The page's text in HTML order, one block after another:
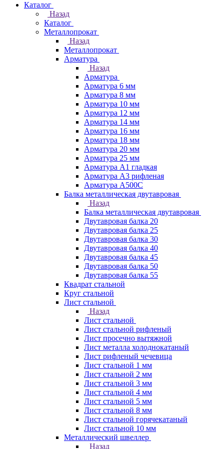
Каталог
Назад
Каталог
Металлопрокат
Назад
Металлопрокат
Арматура
Назад
Арматура
Арматура 6 мм
Арматура 8 мм
Арматура 10 мм
Арматура 12 мм
Арматура 14 мм
Арматура 16 мм
Арматура 18 мм
Арматура 20 мм
Арматура 25 мм
Арматура А1 гладкая
Арматура А3 рифленая
Арматура А500С
Балка металлическая двутавровая
Назад
Балка металлическая двутавровая
Двутавровая балка 20
Двутавровая балка 25
Двутавровая балка 30
Двутавровая балка 40
Двутавровая балка 45
Двутавровая балка 50
Двутавровая балка 55
Квадрат стальной
Круг стальной
Лист стальной
Назад
Лист стальной
Лист стальной рифленый
Лист просечно вытяжной
Лист металла холоднокатаный
Лист рифленый чечевица
Лист стальной 1 мм
Лист стальной 2 мм
Лист стальной 3 мм
Лист стальной 4 мм
Лист стальной 5 мм
Лист стальной 8 мм
Лист стальной горячекатаный
Лист стальной 10 мм
Металлический швеллер
Назад